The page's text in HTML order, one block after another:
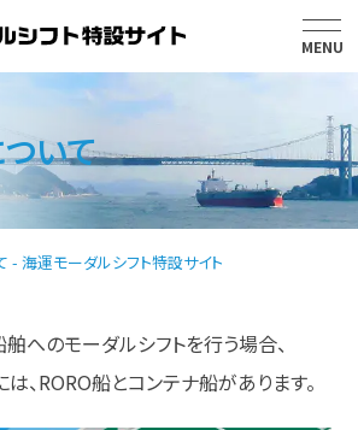
MENU
問合せ窓口一覧
よくある質問
使用船舶について
いて
- 海運モーダルシフト特設サイト
舶へのモーダルシフトを行う場合、
、RORO船とコンテナ船があります。